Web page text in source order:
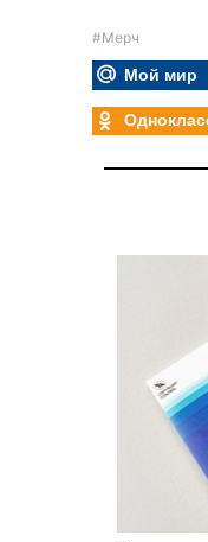
#Мерч
Мой мир